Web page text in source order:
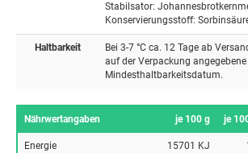
Stabilsator:
Konservierungsstoff:
Haltbarkeit
Bei 3-7 °C ca. 12 Tage ab
auf der Verpackung angegebene
Mindesthaltbarkeitsdatum.
Nährwertangaben je 100 g je
Energie
15701 KJ